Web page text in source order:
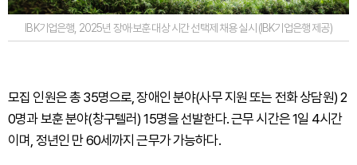
IBK기업은행, 2025년 장애·보훈 대상 시간 선택제 채용 실시 (IBK기업은행 제공)
모집 인원은 총 35명으로, 장애인 분야(사무 지원 또는 전화 상담원) 2
0명과 보훈 분야(창구텔러) 15명을 선발한다. 근무 시간은 1일 4시간
이며, 정년인 만 60세까지 근무가 가능하다.